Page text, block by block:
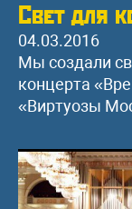
Свет для
04.03.2016
Мы создали
концерта
«Виртуозы